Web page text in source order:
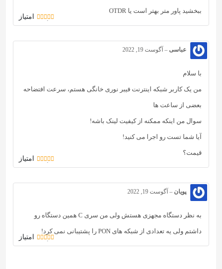
امتیاز
5از 5
ببخشید پاور متر بهتر است یا OTDR
امتیاز
5از 5
عباسی – آگوست 19, 2022
با سلام
من یک کاربر شبکه اینترنت فیبر نوری خانگی هستم، سرعت افتضاحه
بعضی از ساعت ها
سوال من اینکه ممکنه از کیفیت لینک باشه!
آیا شما تست رو اجرا می کنید!
قیمت؟
امتیاز
5از 5
پویان– آگوست 19, 2022
به نظر دستگاه مجهزی هستش ولی من سری C همین دستگاه رو
داشتم ولی یه تعدادی از شبکه های PON را پشتیبانی نمی کرد!